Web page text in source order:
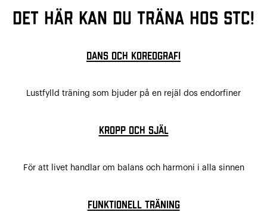
Det här kan du träna hos STC!
Dans och koreografi
Lustfylld träning som bjuder på en rejäl dos endorfiner
Kropp och själ
För att livet handlar om balans och harmoni i alla sinnen
Funktionell träning